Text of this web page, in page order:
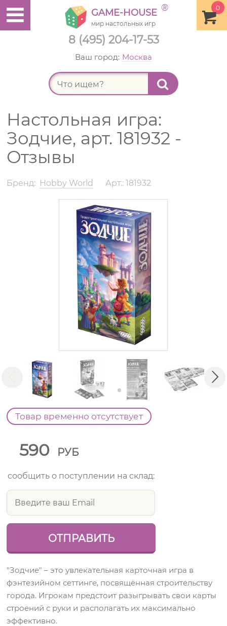
8 (495) 204-17-53
0
GAME-HOUSE ®
мир настольных игр
Ваш город: Москва
Настольная игра:
Зодчие, арт. 181932 -
Отзывы
Бренд: Hobby World Арт.: 181932
Товар временно отсутствует
590 РУБ
сообщить о поступлении на склад:
"Зодчие" – это увлекательная карточная игра в
фэнтезийном сеттинге, посвящённая строительству
города. Игрокам предстоит разыгрывать свои карты
строений с руки и располагать их максимально
эффективно.